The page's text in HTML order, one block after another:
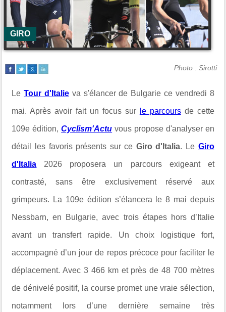
GIRO
Photo : Sirotti
LeTour d'Italie va s'élancer de Bulgarie ce vendredi 8
mai. Après avoir fait un focus sur le parcoursde cette
109e édition,Cyclism'Actu vous propose d'analyser en
détail les favoris présents sur ce Giro d'Italia. Le Giro
d'Italia 2026 proposera un parcours exigeant et
contrasté, sans être exclusivement réservé aux
grimpeurs. La 109e édition s’élancera le 8 mai depuis
Nessbarn, en Bulgarie, avec trois étapes hors d’Italie
avant un transfert rapide. Un choix logistique fort,
accompagné d’un jour de repos précoce pour faciliter le
déplacement. Avec 3 466 km et près de 48 700 mètres
de dénivelé positif, la course promet une vraie sélection,
notamment lors d’une dernière semaine très